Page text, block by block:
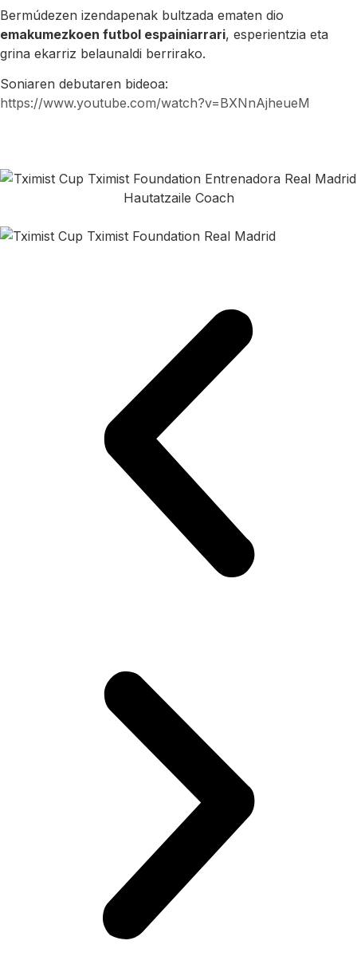
Bermúdezen izendapenak bultzada ematen dio
emakumezkoen futbol espainiarrari, esperientzia eta
grina ekarriz belaunaldi berrirako.
Soniaren debutaren bideoa:
https://www.youtube.com/watch?v=BXNnAjheueM